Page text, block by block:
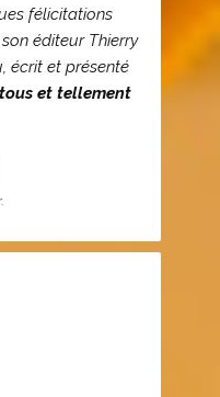
félicitations
éditeur Thierry
écrit et présenté
et tellement